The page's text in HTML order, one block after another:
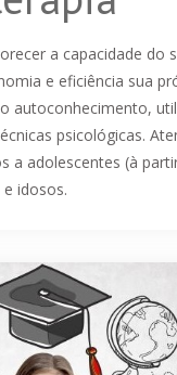
a capacidade do
e eficiência sua
autoconhecimento,
psicológicas.
a adolescentes (à partir